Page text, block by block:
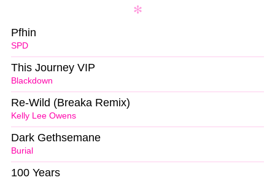
SPD
Pfhin
Blackdown
This Journey VIP
Kelly Lee Owens
Re-Wild (Breaka Remix)
Burial
Dark Gethsemane
100 Years